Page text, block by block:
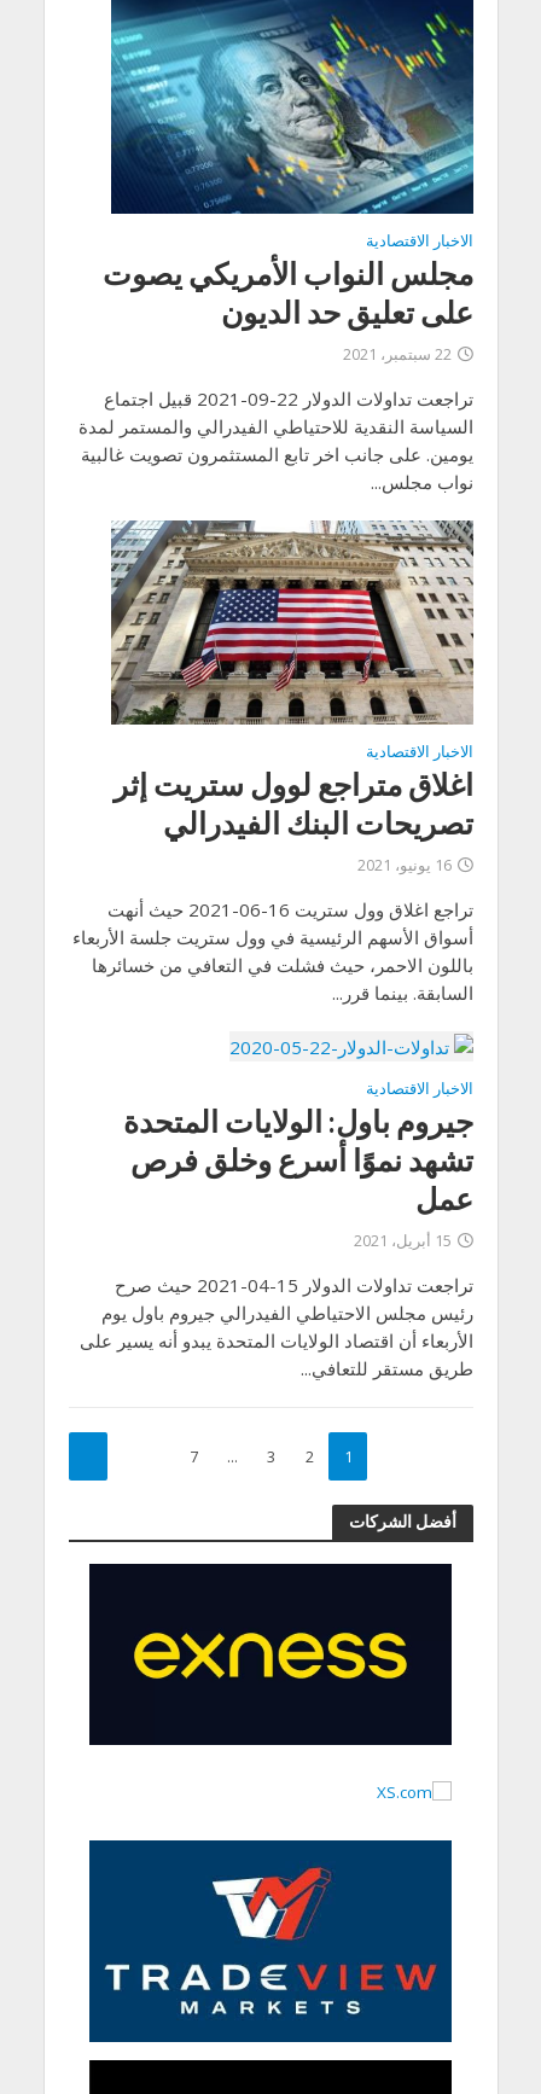
الاخبار الاقتصادية
مجلس النواب الأمريكي يصوت
على تعليق حد الديون
22 سبتمبر، 2021
تراجعت تداولات الدولار 22-09-2021 قبيل اجتماع
السياسة النقدية للاحتياطي الفيدرالي والمستمر لمدة
يومين. على جانب اخر تابع المستثمرون تصويت غالبية
نواب مجلس...
الاخبار الاقتصادية
اغلاق متراجع لوول ستريت إثر
تصريحات البنك الفيدرالي
16 يونيو، 2021
تراجع اغلاق وول ستريت 16-06-2021 حيث أنهت
أسواق الأسهم الرئيسية في وول ستريت جلسة الأربعاء
باللون الاحمر، حيث فشلت في التعافي من خسائرها
السابقة. بينما قرر...
الاخبار الاقتصادية
جيروم باول: الولايات المتحدة
تشهد نموًا أسرع وخلق فرص
عمل
15 أبريل، 2021
تراجعت تداولات الدولار 15-04-2021 حيث صرح
رئيس مجلس الاحتياطي الفيدرالي جيروم باول يوم
الأربعاء أن اقتصاد الولايات المتحدة يبدو أنه يسير على
طريق مستقر للتعافي...
1
2
3
…
7
أفضل الشركات